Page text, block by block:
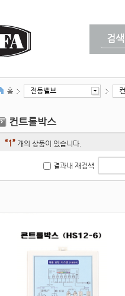
홈 전동밸브
컨트롤박스
“1” 개의 상품이 있습니다.
결과내 재검색